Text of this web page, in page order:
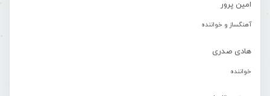
امین پرور
آهنگساز و خواننده
هادی صدری
خواننده